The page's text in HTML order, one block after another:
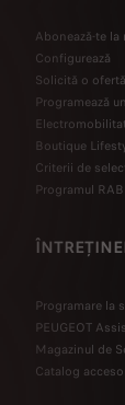
Abonează-te
Configurează
Solicită o ofertă
Programează
Boutique
Criterii de
Programul
Programare la
PEUGEOT
Magazinul de
Catalog